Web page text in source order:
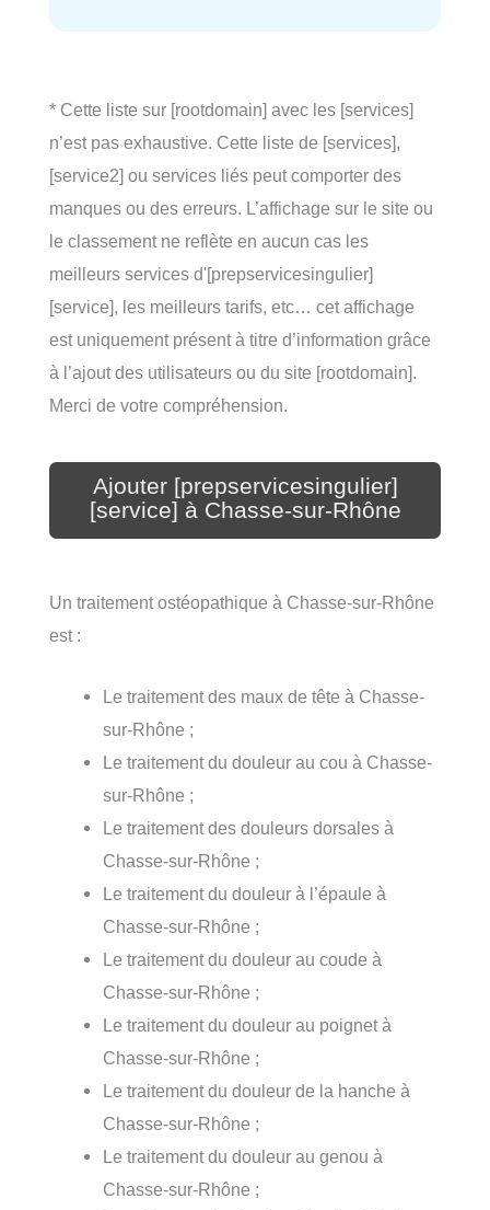
* Cette liste sur [rootdomain] avec les [services]
n’est pas exhaustive. Cette liste de [services],
[service2] ou services liés peut comporter des
manques ou des erreurs. L’affichage sur le site ou
le classement ne reflète en aucun cas les
meilleurs services d'[prepservicesingulier]
[service], les meilleurs tarifs, etc… cet affichage
est uniquement présent à titre d’information grâce
à l’ajout des utilisateurs ou du site [rootdomain].
Merci de votre compréhension.
Ajouter [prepservicesingulier]
[service] à Chasse-sur-Rhône
Un traitement ostéopathique à Chasse-sur-Rhône
est :
Le traitement des maux de tête à Chasse-
sur-Rhône ;
Le traitement du douleur au cou à Chasse-
sur-Rhône ;
Le traitement des douleurs dorsales à
Chasse-sur-Rhône ;
Le traitement du douleur à l’épaule à
Chasse-sur-Rhône ;
Le traitement du douleur au coude à
Chasse-sur-Rhône ;
Le traitement du douleur au poignet à
Chasse-sur-Rhône ;
Le traitement du douleur de la hanche à
Chasse-sur-Rhône ;
Le traitement du douleur au genou à
Chasse-sur-Rhône ;